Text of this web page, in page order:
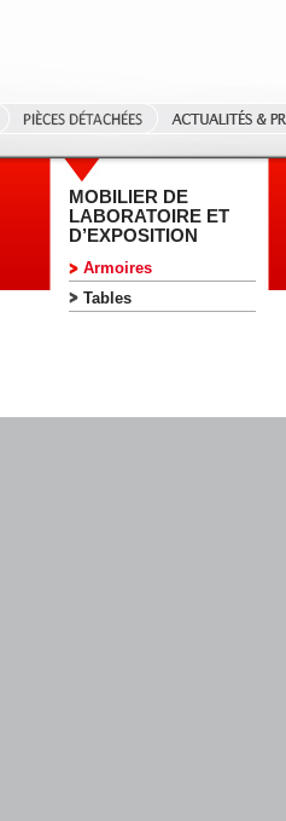
MOBILIER DE
LABORATOIRE ET
D’EXPOSITION
Armoires
Tables